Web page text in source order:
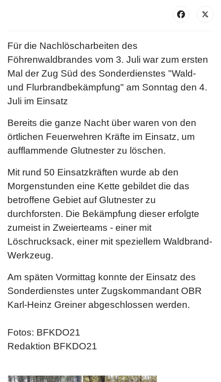
Für die Nachlöscharbeiten des
Föhrenwaldbrandes vom 3. Juli war zum ersten
Mal der Zug Süd des Sonderdienstes "Wald-
und Flurbrandbekämpfung" am Sonntag den 4.
Juli im Einsatz
Bereits die ganze Nacht über waren von den
örtlichen Feuerwehren Kräfte im Einsatz, um
aufflammende Glutnester zu löschen.
Mit rund 50 Einsatzkräften wurde ab den
Morgenstunden eine Kette gebildet die das
betroffene Gebiet auf Glutnester zu
durchforsten. Die Bekämpfung dieser erfolgte
zumeist in Zweierteams - einer mit
Löschrucksack, einer mit speziellem Waldbrand-
Werkzeug.
Am späten Vormittag konnte der Einsatz des
Sonderdienstes unter Zugskommandant OBR
Karl-Heinz Greiner abgeschlossen werden.
Fotos: BFKDO21
Redaktion BFKDO21